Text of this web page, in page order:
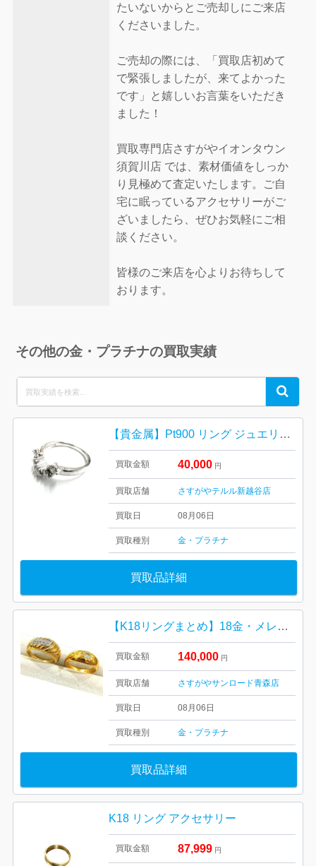
たいないからとご売却しにご来店
くださいました。
ご売却の際には、「買取店初めて
で緊張しましたが、来てよかった
です」と嬉しいお言葉をいただき
ました！
買取専門店さすがやイオンタウン
須賀川店 では、素材価値をしっか
り見極めて査定いたします。ご自
宅に眠っているアクセサリーがご
ざいましたら、ぜひお気軽にご相
談ください。
皆様のご来店を心よりお待ちして
おります。
その他の金・プラチナの買取実績
for:
Search
【貴金属】Pt900 リング ジュエリーの買取実績
買取金額 40,000 円
買取店舗 さすがやテルル新越谷店
買取日 08月06日
買取種別 金・プラチナ
買取品詳細
【K18リングまとめ】18金・メレダイヤ・貴金属・アクセサリー・ジュエリー
買取金額 140,000 円
買取店舗 さすがやサンロード青森店
買取日 08月06日
買取種別 金・プラチナ
買取品詳細
K18 リング アクセサリー
買取金額 87,999 円